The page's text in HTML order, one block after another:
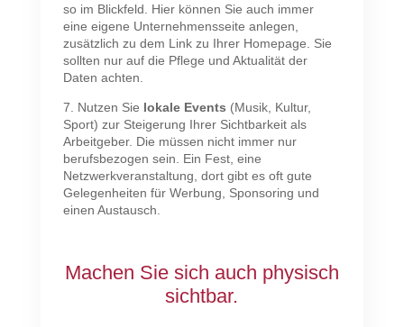
so im Blickfeld. Hier können Sie auch immer
eine eigene Unternehmensseite anlegen,
zusätzlich zu dem Link zu Ihrer Homepage. Sie
sollten nur auf die Pflege und Aktualität der
Daten achten.
7. Nutzen Sie lokale Events (Musik, Kultur,
Sport) zur Steigerung Ihrer Sichtbarkeit als
Arbeitgeber. Die müssen nicht immer nur
berufsbezogen sein. Ein Fest, eine
Netzwerkveranstaltung, dort gibt es oft gute
Gelegenheiten für Werbung, Sponsoring und
einen Austausch.
Machen Sie sich auch physisch
sichtbar.